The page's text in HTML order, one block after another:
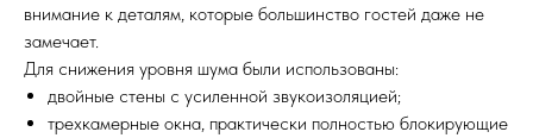
внимание к деталям, которые большинство гостей даже не
замечает.
Для снижения уровня шума были использованы:
двойные стены с усиленной звукоизоляцией;
трехкамерные окна, практически полностью блокирующие